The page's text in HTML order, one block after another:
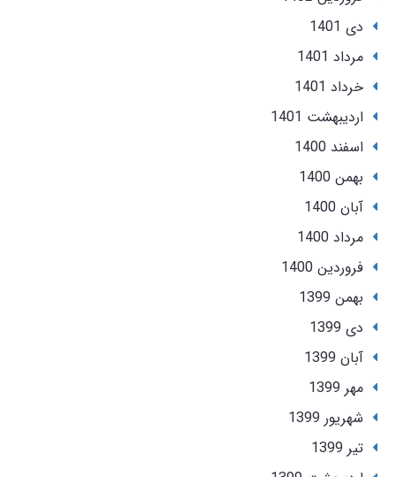
دی 1401
مرداد 1401
خرداد 1401
ارديبهشت 1401
اسفند 1400
بهمن 1400
آبان 1400
مرداد 1400
فروردین 1400
بهمن 1399
دی 1399
آبان 1399
مهر 1399
شهریور 1399
تير 1399